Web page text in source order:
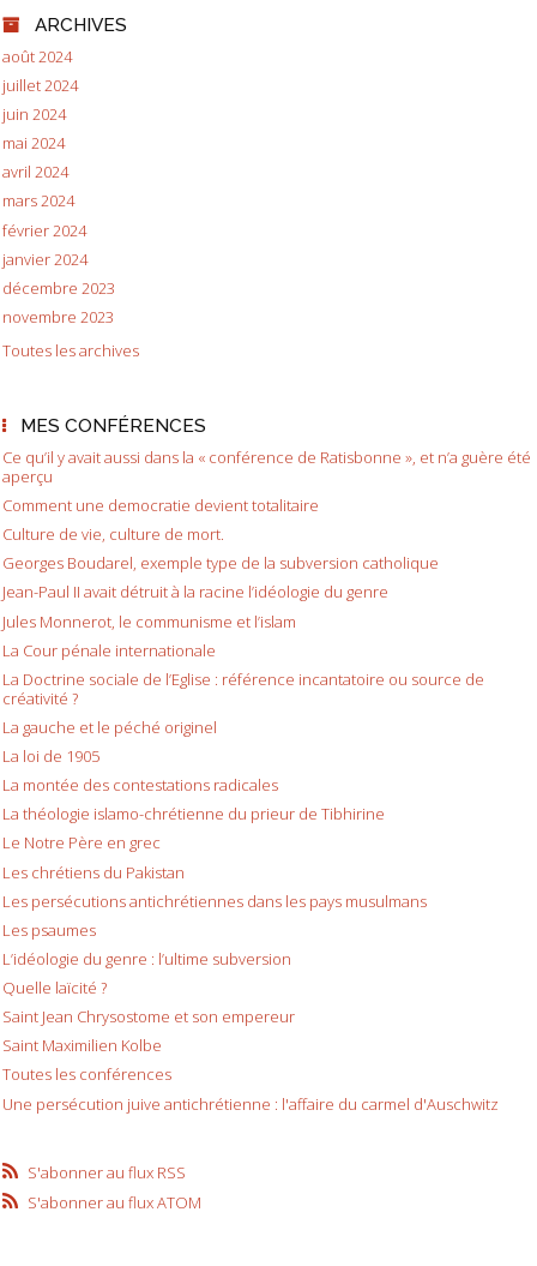
ARCHIVES
août 2024
juillet 2024
juin 2024
mai 2024
avril 2024
mars 2024
février 2024
janvier 2024
décembre 2023
novembre 2023
Toutes les archives
MES CONFÉRENCES
Ce qu’il y avait aussi dans la « conférence de Ratisbonne », et n’a guère été
aperçu
Comment une democratie devient totalitaire
Culture de vie, culture de mort.
Georges Boudarel, exemple type de la subversion catholique
Jean-Paul II avait détruit à la racine l’idéologie du genre
Jules Monnerot, le communisme et l’islam
La Cour pénale internationale
La Doctrine sociale de l’Eglise : référence incantatoire ou source de
créativité ?
La gauche et le péché originel
La loi de 1905
La montée des contestations radicales
La théologie islamo-chrétienne du prieur de Tibhirine
Le Notre Père en grec
Les chrétiens du Pakistan
Les persécutions antichrétiennes dans les pays musulmans
Les psaumes
L’idéologie du genre : l’ultime subversion
Quelle laïcité ?
Saint Jean Chrysostome et son empereur
Saint Maximilien Kolbe
Toutes les conférences
Une persécution juive antichrétienne : l'affaire du carmel d'Auschwitz
S'abonner au flux RSS
S'abonner au flux ATOM